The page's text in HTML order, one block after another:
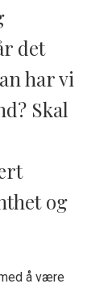
det
har vi
Skal
og
å være